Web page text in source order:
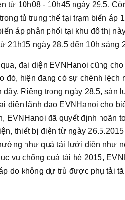
từ 10h08 - 10h45 ngày 29.5.
tủ trung thế tại trạm biến áp
áp phân phối tại khu đô thị
21h15 ngày 28.5 đến 10h sáng
đại diện EVNHanoi cũng
đó, hiện đang có sự chênh
Riêng trong ngày 28.5, sản
diện lãnh đạo EVNHanoi cho
EVNHanoi đã quyết định hoãn
thiết bị điện từ ngày
như quá tải lưới điện như
vụ chống quá tải hè 2015,
do không dự trù được phụ tải